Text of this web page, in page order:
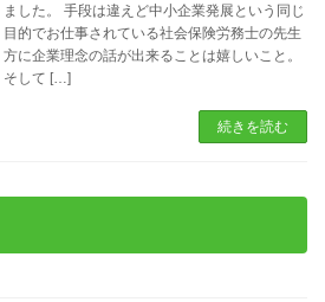
ました。 手段は違えど中小企業発展という同じ
目的でお仕事されている社会保険労務士の先生
方に企業理念の話が出来ることは嬉しいこと。
そして […]
続きを読む